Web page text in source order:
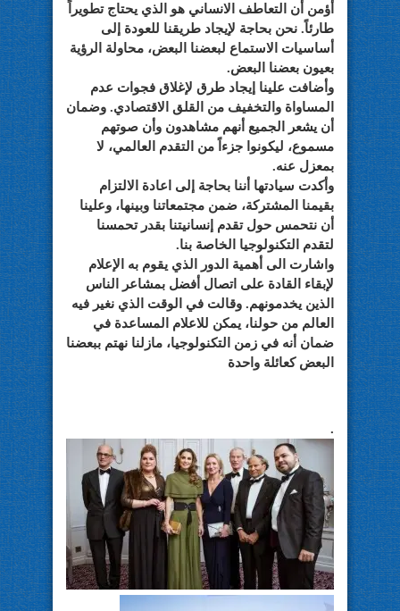
أؤمن أن التعاطف الانساني هو الذي يحتاج تطويراً
طارئاً. نحن بحاجة لإيجاد طريقنا للعودة إلى
أساسيات الاستماع لبعضنا البعض، محاولة الرؤية
بعيون بعضنا البعض.
وأضافت علينا إيجاد طرق لإغلاق فجوات عدم
المساواة والتخفيف من القلق الاقتصادي. وضمان
أن يشعر الجميع أنهم مشاهدون وأن صوتهم
مسموع، ليكونوا جزءاً من التقدم العالمي، لا
بمعزل عنه.
وأكدت سيادتها أننا بحاجة إلى اعادة الالتزام
بقيمنا المشتركة، ضمن مجتمعاتنا وبينها، وعلينا
أن نتحمس حول تقدم إنسانيتنا بقدر تحمسنا
لتقدم التكنولوجيا الخاصة بنا.
واشارت الى أهمية الدور الذي يقوم به الإعلام
لإبقاء القادة على اتصال أفضل بمشاعر الناس
الذين يخدمونهم. وقالت في الوقت الذي نغير فيه
العالم من حولنا، يمكن للاعلام المساعدة في
ضمان أنه في زمن التكنولوجيا، مازلنا نهتم ببعضنا
البعض كعائلة واحدة
.